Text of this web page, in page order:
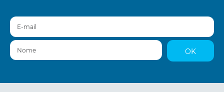
E-mail
Nome
OK